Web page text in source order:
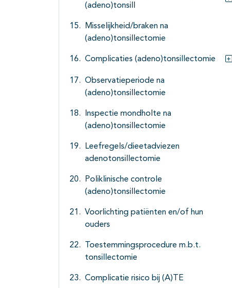
(adeno)tonsill
Misselijkheid/braken na
(adeno)tonsillectomie
Complicaties (adeno)tonsillectomie
Observatieperiode na
(adeno)tonsillectomie
Inspectie mondholte na
(adeno)tonsillectomie
Leefregels/dieetadviezen
adenotonsillectomie
Poliklinische controle
(adeno)tonsillectomie
Voorlichting patiënten en/of hun
ouders
Toestemmingsprocedure m.b.t.
tonsillectomie
Complicatie risico bij (A)TE